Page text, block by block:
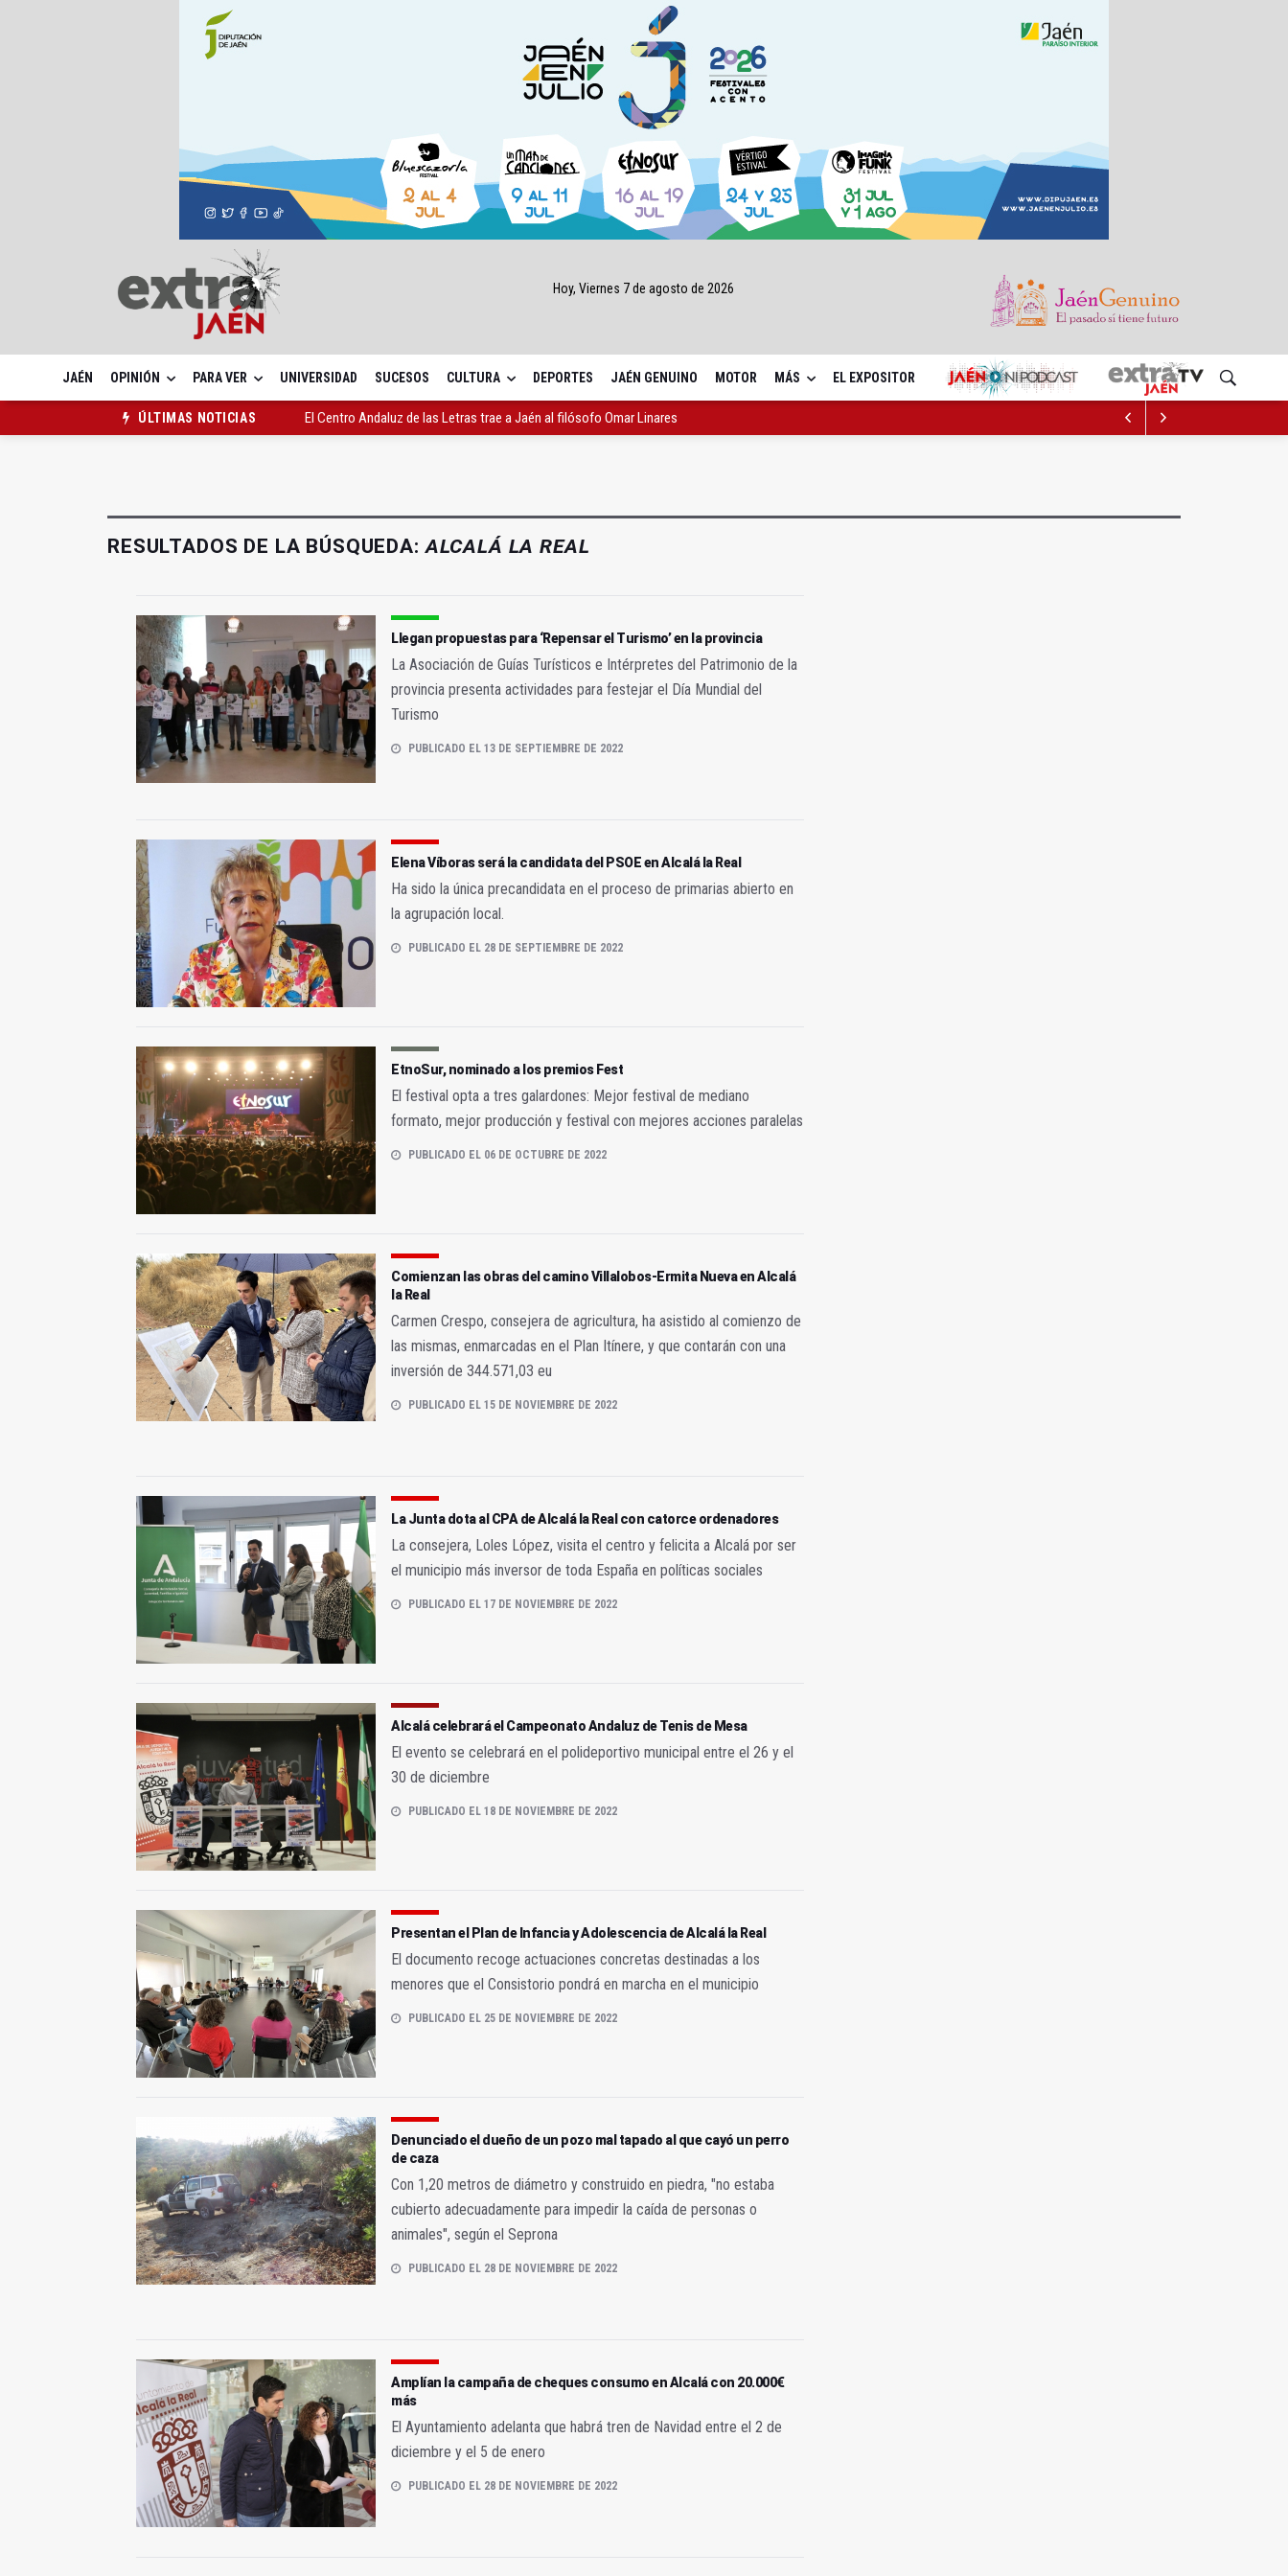
Hoy, Viernes 7 de agosto de 2026
JAÉN OPINIÓN PARA VER UNIVERSIDAD SUCESOS CULTURA DEPORTES JAÉN GENUINO MOTOR MÁS EL EXPOSITOR
ÚLTIMAS NOTICIAS
El Centro Andaluz de las Letras trae a Jaén al filósofo Omar Linares
RESULTADOS DE LA BÚSQUEDA:ALCALÁ LA REAL
Llegan propuestas para ‘Repensar el Turismo’ en la provincia
La Asociación de Guías Turísticos e Intérpretes del Patrimonio de la
provincia presenta actividades para festejar el Día Mundial del
Turismo
PUBLICADO EL 13 DE SEPTIEMBRE DE 2022
Elena Víboras será la candidata del PSOE en Alcalá la Real
Ha sido la única precandidata en el proceso de primarias abierto en
la agrupación local.
PUBLICADO EL 28 DE SEPTIEMBRE DE 2022
EtnoSur, nominado a los premios Fest
El festival opta a tres galardones: Mejor festival de mediano
formato, mejor producción y festival con mejores acciones paralelas
PUBLICADO EL 06 DE OCTUBRE DE 2022
Comienzan las obras del camino Villalobos-Ermita Nueva en Alcalá
la Real
Carmen Crespo, consejera de agricultura, ha asistido al comienzo de
las mismas, enmarcadas en el Plan Itínere, y que contarán con una
inversión de 344.571,03 eu
PUBLICADO EL 15 DE NOVIEMBRE DE 2022
La Junta dota al CPA de Alcalá la Real con catorce ordenadores
La consejera, Loles López, visita el centro y felicita a Alcalá por ser
el municipio más inversor de toda España en políticas sociales
PUBLICADO EL 17 DE NOVIEMBRE DE 2022
Alcalá celebrará el Campeonato Andaluz de Tenis de Mesa
El evento se celebrará en el polideportivo municipal entre el 26 y el
30 de diciembre
PUBLICADO EL 18 DE NOVIEMBRE DE 2022
Presentan el Plan de Infancia y Adolescencia de Alcalá la Real
El documento recoge actuaciones concretas destinadas a los
menores que el Consistorio pondrá en marcha en el municipio
PUBLICADO EL 25 DE NOVIEMBRE DE 2022
Denunciado el dueño de un pozo mal tapado al que cayó un perro
de caza
Con 1,20 metros de diámetro y construido en piedra, "no estaba
cubierto adecuadamente para impedir la caída de personas o
animales", según el Seprona
PUBLICADO EL 28 DE NOVIEMBRE DE 2022
Amplían la campaña de cheques consumo en Alcalá con 20.000€
más
El Ayuntamiento adelanta que habrá tren de Navidad entre el 2 de
diciembre y el 5 de enero
PUBLICADO EL 28 DE NOVIEMBRE DE 2022